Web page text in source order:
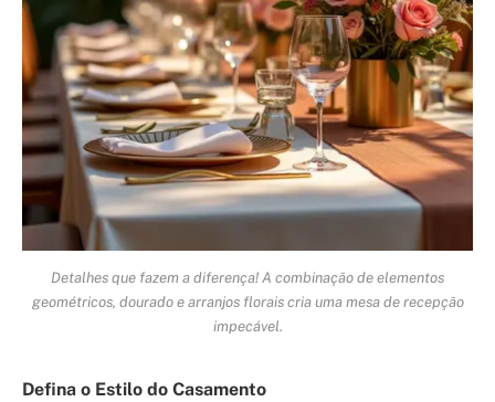
Detalhes que fazem a diferença! A combinação de elementos
geométricos, dourado e arranjos florais cria uma mesa de recepção
impecável.
Defina o Estilo do Casamento